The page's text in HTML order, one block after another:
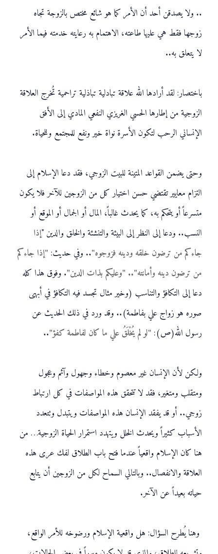
.. ولا يصدقن أحد أن الأمر كما هو شائع مختص بالزوجة تجاه
زوجها فقط هي عليها طاعته، الاهتمام به رعايته خدمته فيما الأمر
لا يتعلق به..
باختصار: لقد أرادها الله علاقة تبادلية تباذلية تراحمية تُخرج العلاقة
الزوجية من إطارها الحسي الغريزي النفعي المادي إلى الأفق
الإنساني الرحب لتكون الأسرة نواة خير ونفع للمجتمع وللحياة.
وحتى يضمن القواعد المتينة للبيت الزوجي، فقد دعا الإسلام إلى
التزام معايير تقتضي حسن اختيار كل من الزوجين للآخر فلا يكون
متسرعاً أو يتحكم به، كما يحدث غالباً، المال أو الجمال أو الموقع أو
النسب.. ودعا إلى النظر إلى البيئة والتنشئة والخلق والدين "إذا
جاءكم من ترضون خلقه ودينه فزوجوه".. وفي حديث: "إذا جاءكم
من ترضون دينه وأمانته".. "وعليكم بذات الدين". وفوق هذا كله
دعا إلى التكافؤ والتناسب (وخير مثال تجسد فيه التكافؤ في أبهى
صوره هو زواج علي بفاطمة).. وقد ورد في ذلك الحديث عن
رسول الله(ص): "لو لم يُخْلَقُ علي ما كان لفاطمة كفؤ"..
ولكن لأن الإنسان غير معصوم وخطاء وجهول وآثم وعجول
ومتقلب ومتغير، فقد لا تتحقق هذه المواصفات في كل ارتباط
زوجي.. أو قد يفقد الإنسان هذه المواصفات ويتبدل وتتعدد
الأسباب كثيراً ويحدث الخلل ويتهدد استمرار الحياة الزوجية… من
هنا كان الإسلام واقعياً عندما فتح باب الطلاق لفك عرى هذه
العلاقة والانفصال.. وبالتالي السماح لكل من الزوجين أن يتابع
حياته بعيداً عن الآخر.
وهنا يُطرح السؤال: هل واقعية الإسلام ورضوخه للأمر الواقع،